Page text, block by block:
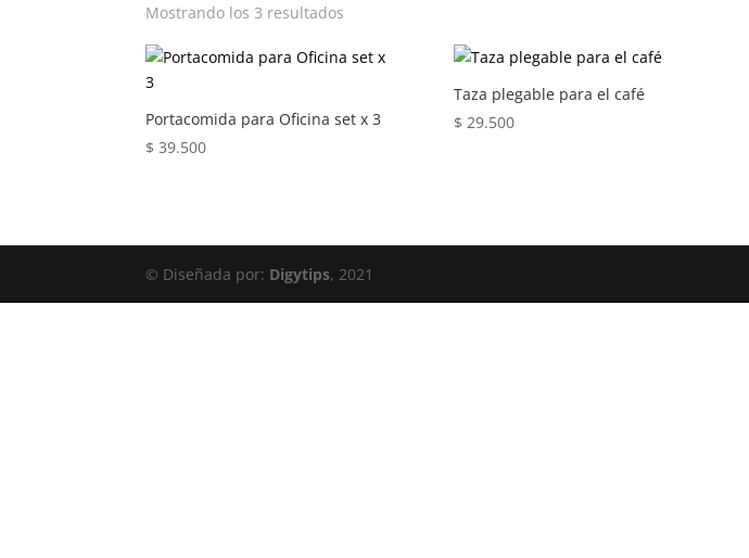
Mostrando los 3 resultados
Portacomida para Oficina set x 3
$ 39.500
Taza plegable para el café
$ 29.500
© Diseñada por: Digytips, 2021